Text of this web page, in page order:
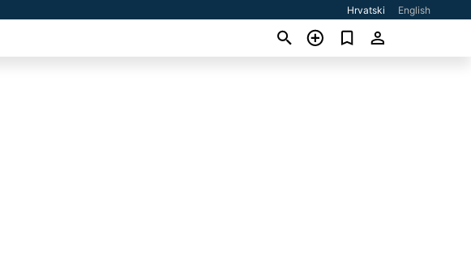
Hrvatski English